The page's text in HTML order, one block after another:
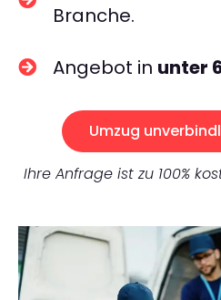
Branche.
Angebot in unter
Umzug
Ihre Anfrage ist zu 100%